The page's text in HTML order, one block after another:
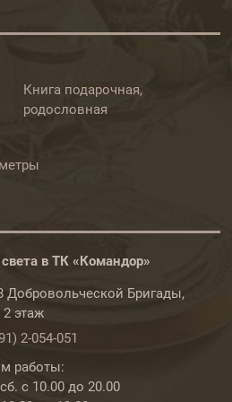
Книга подарочная,
родословная
в ТК «Командор»
Добровольческой Бригады,
2 этаж
2-054-051
работы:
с 10.00 до 20.00